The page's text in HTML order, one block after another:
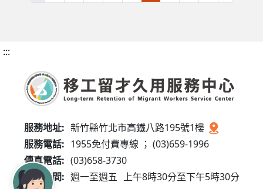
:::
服務地址: 新竹縣竹北市高鐵八路195號1樓
服務電話: 1955免付費專線 ； (03)659-1996
傳真電話: (03)658-3730
服務時間: 週一至週五 上午8時30分至下午5時30分